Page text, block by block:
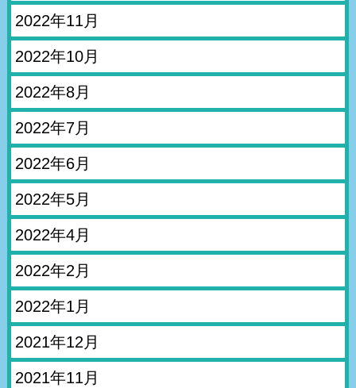
2022年11月
2022年10月
2022年8月
2022年7月
2022年6月
2022年5月
2022年4月
2022年2月
2022年1月
2021年12月
2021年11月